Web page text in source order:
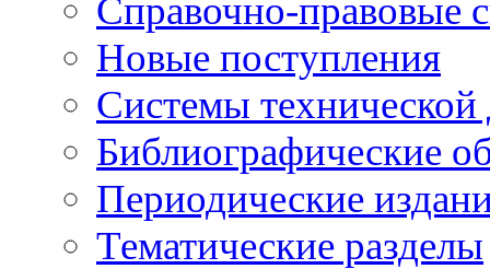
Справочно-правовые
Новые поступления
Cистемы
Библиографические
Периодические
Тематические разделы